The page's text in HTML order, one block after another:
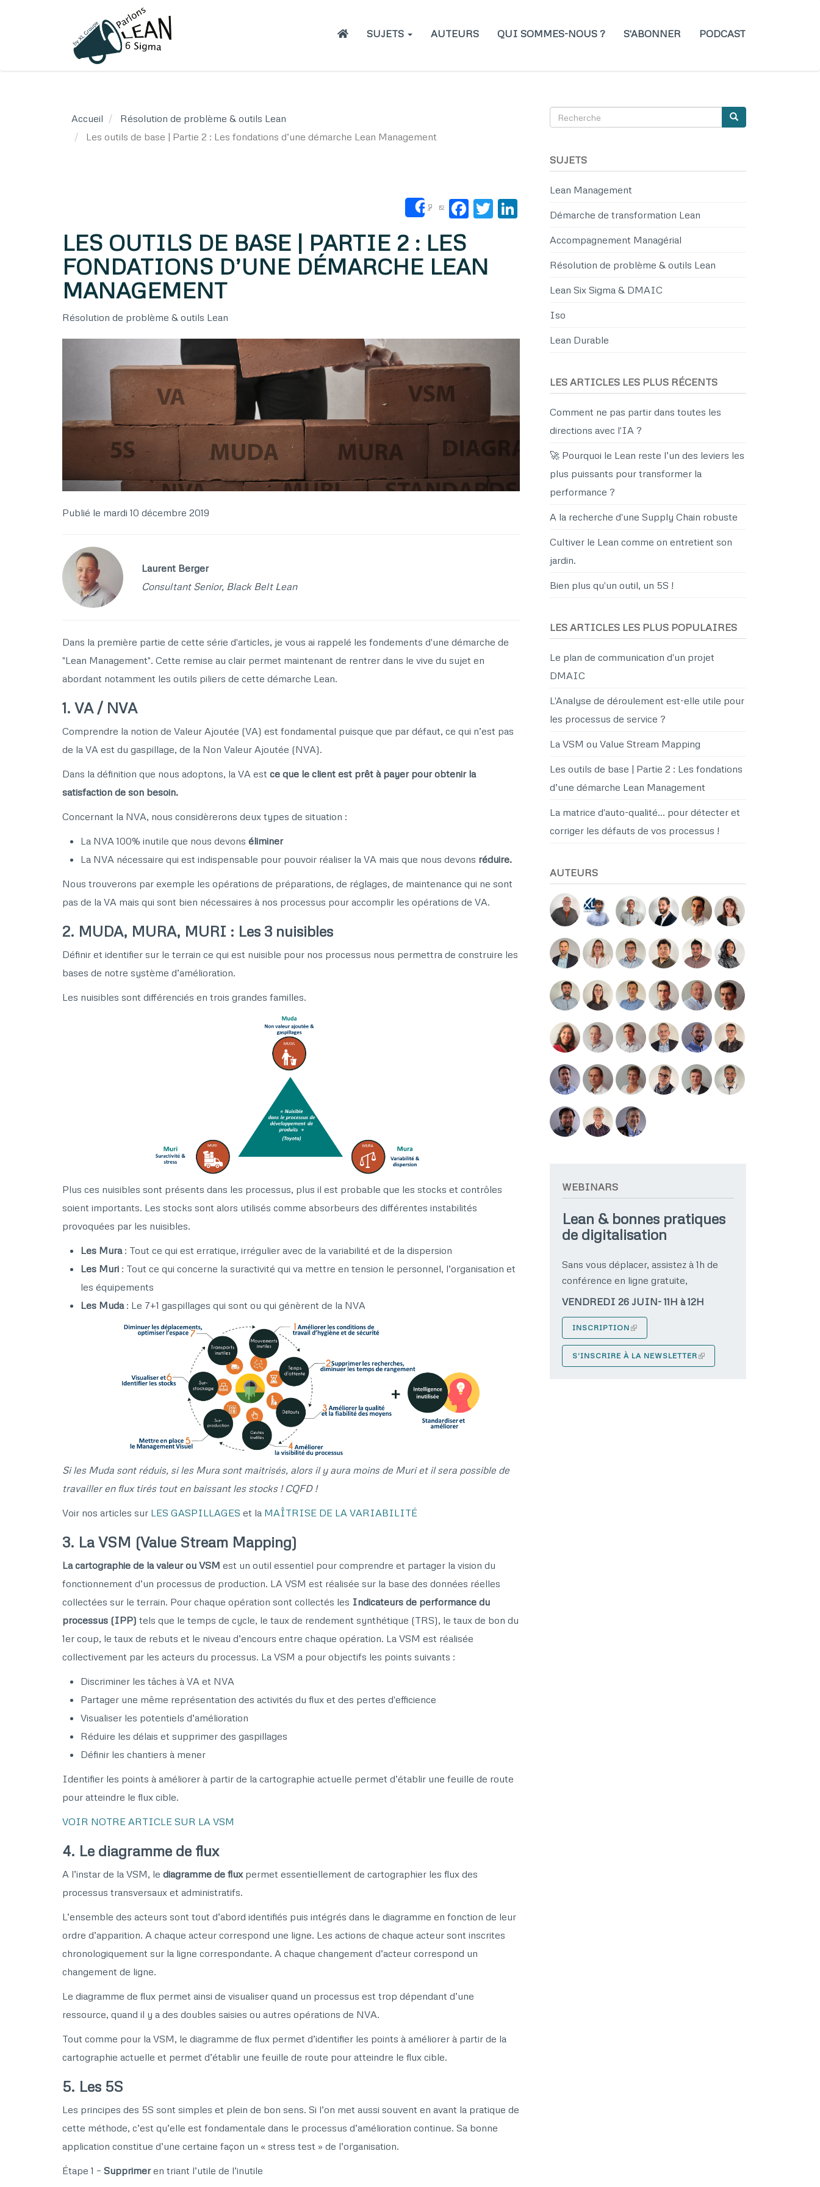
MainSUJETS AUTEURS QUI SOMMES-NOUS ? S'ABONNER PODCAST
Accueil
Résolution de problème & outils Lean
Les outils de base | Partie 2 : Les fondations d’une démarche Lean Management
Share Facebook
TwitterLinkedIn
LES OUTILS DE BASE | PARTIE 2 : LES
FONDATIONS D’UNE DÉMARCHE LEAN
MANAGEMENT
Résolution de problème & outils Lean
Publié le mardi 10 décembre 2019
Laurent Berger
Consultant Senior, Black Belt Lean
Dans la première partie de cette série d'articles, je vous ai rappelé les fondements d'une démarche de
"Lean Management". Cette remise au clair permet maintenant de rentrer dans le vive du sujet en
abordant notamment les outils piliers de cette démarche Lean.
1. VA / NVA
Comprendre la notion de Valeur Ajoutée (VA) est fondamental puisque que par défaut, ce qui n’est pas
de la VA est du gaspillage, de la Non Valeur Ajoutée (NVA).
Dans la définition que nous adoptons, la VA est ce que le client est prêt à payer pour obtenir la
satisfaction de son besoin.
Concernant la NVA, nous considèrerons deux types de situation :
La NVA 100% inutile que nous devons éliminer
La NVA nécessaire qui est indispensable pour pouvoir réaliser la VA mais que nous devons réduire.
Nous trouverons par exemple les opérations de préparations, de réglages, de maintenance qui ne sont
pas de la VA mais qui sont bien nécessaires à nos processus pour accomplir les opérations de VA.
2. MUDA, MURA, MURI : Les 3 nuisibles
Définir et identifier sur le terrain ce qui est nuisible pour nos processus nous permettra de construire les
bases de notre système d’amélioration.
Les nuisibles sont différenciés en trois grandes familles.
Plus ces nuisibles sont présents dans les processus, plus il est probable que les stocks et contrôles
soient importants. Les stocks sont alors utilisés comme absorbeurs des différentes instabilités
provoquées par les nuisibles.
Les Mura: Tout ce qui est erratique, irrégulier avec de la variabilité et de la dispersion
Les Muri : Tout ce qui concerne la suractivité qui va mettre en tension le personnel, l’organisation et
les équipements
Les Muda: Le 7+1 gaspillages qui sont ou qui génèrent de la NVA
Si les Muda sont réduis, si les Mura sont maitrisés, alors il y aura moins de Muri et il sera possible de
travailler en flux tirés tout en baissant les stocks ! CQFD !
Voir nos articles sur LES GASPILLAGES et la MAÎTRISE DE LA VARIABILITÉ
3. La VSM (Value Stream Mapping)
La cartographie de la valeur ou VSM est un outil essentiel pour comprendre et partager la vision du
fonctionnement d’un processus de production. LA VSM est réalisée sur la base des données réelles
collectées sur le terrain. Pour chaque opération sont collectés les Indicateurs de performance du
processus (IPP) tels que le temps de cycle, le taux de rendement synthétique (TRS), le taux de bon du
1er coup, le taux de rebuts et le niveau d’encours entre chaque opération. La VSM est réalisée
collectivement par les acteurs du processus. La VSM a pour objectifs les points suivants :
Discriminer les tâches à VA et NVA
Partager une même représentation des activités du flux et des pertes d'efficience
Visualiser les potentiels d’amélioration
Réduire les délais et supprimer des gaspillages
Définir les chantiers à mener
Identifier les points à améliorer à partir de la cartographie actuelle permet d’établir une feuille de route
pour atteindre le flux cible.
VOIR NOTRE ARTICLE SUR LA VSM
4. Le diagramme de flux
A l’instar de la VSM, le diagramme de fluxpermet essentiellement de cartographier les flux des
processus transversaux et administratifs.
L’ensemble des acteurs sont tout d’abord identifiés puis intégrés dans le diagramme en fonction de leur
ordre d’apparition. A chaque acteur correspond une ligne. Les actions de chaque acteur sont inscrites
chronologiquement sur la ligne correspondante. A chaque changement d’acteur correspond un
changement de ligne.
Le diagramme de flux permet ainsi de visualiser quand un processus est trop dépendant d’une
ressource, quand il y a des doubles saisies ou autres opérations de NVA.
Tout comme pour la VSM, le diagramme de flux permet d’identifier les points à améliorer à partir de la
cartographie actuelle et permet d’établir une feuille de route pour atteindre le flux cible.
5. Les 5S
Les principes des 5S sont simples et plein de bon sens. Si l’on met aussi souvent en avant la pratique de
cette méthode, c’est qu’elle est fondamentale dans le processus d’amélioration continue. Sa bonne
application constitue d’une certaine façon un « stress test » de l’organisation.
Étape 1 – Supprimeren triant l’utile de l’inutile
SEARCH
Recherche Recherche
SUJETS
Lean Management
Démarche de transformation Lean
Accompagnement Managérial
Résolution de problème & outils Lean
Lean Six Sigma & DMAIC
Iso
Lean Durable
LES ARTICLES LES PLUS RÉCENTS
Comment ne pas partir dans toutes les
directions avec l'IA ?
🚀 Pourquoi le Lean reste l’un des leviers les
plus puissants pour transformer la
performance ?
A la recherche d'une Supply Chain robuste
Cultiver le Lean comme on entretient son
jardin.
Bien plus qu'un outil, un 5S !
LES ARTICLES LES PLUS POPULAIRES
Le plan de communication d'un projet
DMAIC
L'Analyse de déroulement est-elle utile pour
les processus de service ?
La VSM ou Value Stream Mapping
Les outils de base | Partie 2 : Les fondations
d’une démarche Lean Management
La matrice d'auto-qualité… pour détecter et
corriger les défauts de vos processus !
AUTEURS
WEBINARS
Lean & bonnes pratiques
de digitalisation
Sans vous déplacer, assistez à 1h de
conférence en ligne gratuite,
VENDREDI 26 JUIN- 11H à 12H
INSCRIPTION
S'INSCRIRE À LA NEWSLETTER